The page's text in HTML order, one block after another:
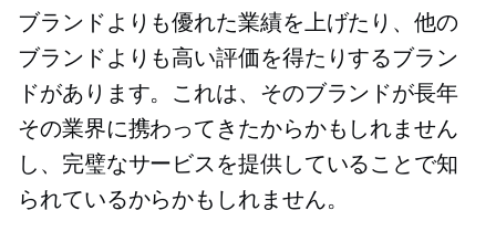
ブランドよりも優れた業績を上げたり、他の
ブランドよりも高い評価を得たりするブラン
ドがあります。これは、そのブランドが長年
その業界に携わってきたからかもしれません
し、完璧なサービスを提供していることで知
られているからかもしれません。